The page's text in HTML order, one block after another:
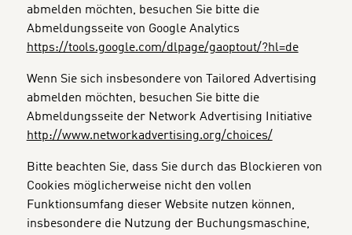
abmelden möchten, besuchen Sie bitte die
Abmeldungsseite von Google Analytics
https://tools.google.com/dlpage/gaoptout/?hl=de
Wenn Sie sich insbesondere von Tailored Advertising
abmelden möchten, besuchen Sie bitte die
Abmeldungsseite der Network Advertising Initiative
http://www.networkadvertising.org/choices/
Bitte beachten Sie, dass Sie durch das Blockieren von
Cookies möglicherweise nicht den vollen
Funktionsumfang dieser Website nutzen können,
insbesondere die Nutzung der Buchungsmaschine,